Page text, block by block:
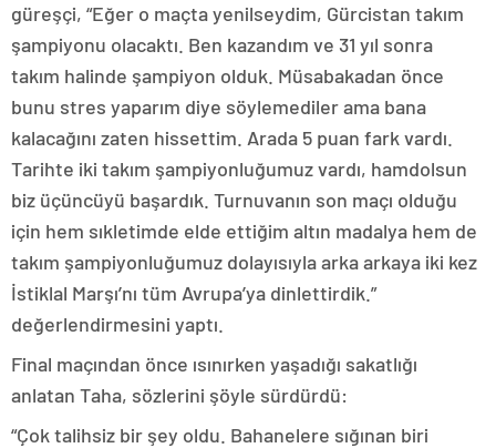
güreşçi, “Eğer o maçta yenilseydim, Gürcistan takım
şampiyonu olacaktı. Ben kazandım ve 31 yıl sonra
takım halinde şampiyon olduk. Müsabakadan önce
bunu stres yaparım diye söylemediler ama bana
kalacağını zaten hissettim. Arada 5 puan fark vardı.
Tarihte iki takım şampiyonluğumuz vardı, hamdolsun
biz üçüncüyü başardık. Turnuvanın son maçı olduğu
için hem sıkletimde elde ettiğim altın madalya hem de
takım şampiyonluğumuz dolayısıyla arka arkaya iki kez
İstiklal Marşı’nı tüm Avrupa’ya dinlettirdik.”
değerlendirmesini yaptı.
Final maçından önce ısınırken yaşadığı sakatlığı
anlatan Taha, sözlerini şöyle sürdürdü:
“Çok talihsiz bir şey oldu. Bahanelere sığınan biri